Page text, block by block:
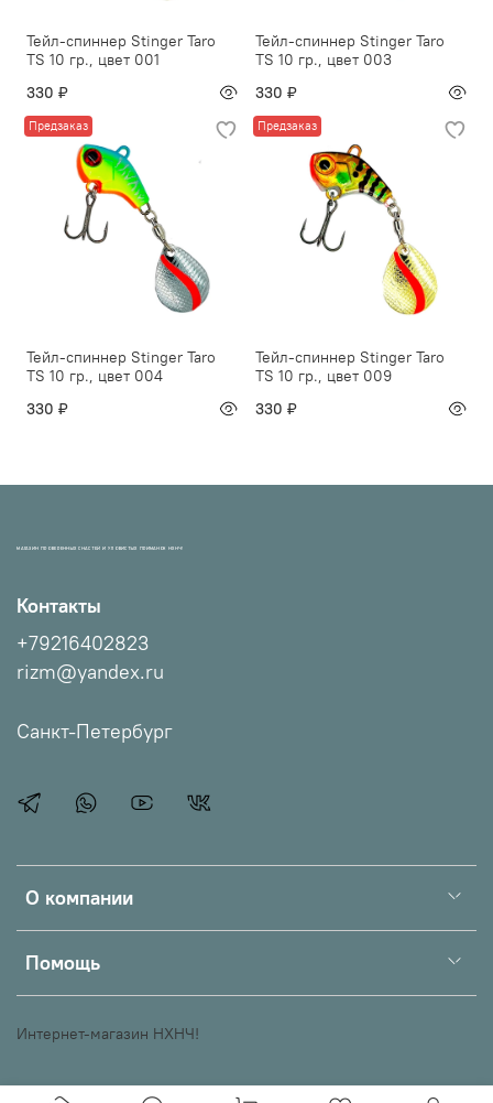
Тейл-спиннер Stinger Taro
TS 10 гр., цвет 001
330 ₽
Тейл-спиннер Stinger Taro
TS 10 гр., цвет 003
330 ₽
Предзаказ
Тейл-спиннер Stinger Taro
TS 10 гр., цвет 004
330 ₽
Предзаказ
Тейл-спиннер Stinger Taro
TS 10 гр., цвет 009
330 ₽
МАГАЗИН ПРОВЕРЕННЫХ СНАСТЕЙ И УЛОВИСТЫХ ПРИМАНОК НХНЧ!
О компании
Помощь
Контакты
+79216402823
rizm@yandex.ru
Санкт-Петербург
Интернет-магазин НХНЧ!